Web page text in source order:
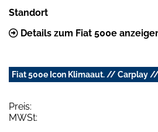
Standort
Details zum Fiat 500e
Fiat 500e Icon Klimaaut. // Carplay
Preis:
MWSt: